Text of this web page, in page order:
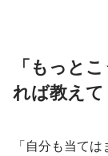
「もっと
れば教えて
「自分も当て